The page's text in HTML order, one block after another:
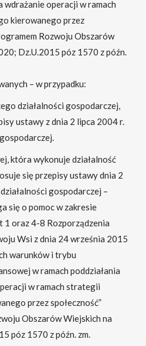
wdrażanie operacji w ramach
kierowanego przez
Rozwoju Obszarów
Dz.U.2015 póz 1570 z późn.
– w przypadku:
działalności gospodarczej,
ustawy z dnia 2 lipca 2004 r.
która wykonuje działalność
się przepisy ustawy dnia 2
gospodarczej –
się o pomoc w zakresie
1 oraz 4-8 Rozporządzenia
Wsi z dnia 24 września 2015
warunków i trybu
w ramach poddziałania
w ramach strategii
przez społeczność”
Obszarów Wiejskich na
póz 1570 z późn. zm.